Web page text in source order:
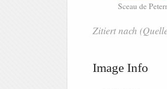
Sceau de
Zitiert nach
Image Info